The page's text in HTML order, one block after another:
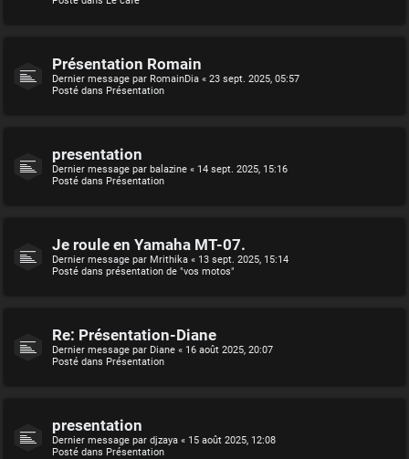
Présentation Romain
Dernier message par RomainDia « 23 sept. 2025, 05:57
Posté dans Présentation
presentation
Dernier message par balazine « 14 sept. 2025, 15:16
Posté dans Présentation
Je roule en Yamaha MT-07.
Dernier message par Mrithika « 13 sept. 2025, 15:14
Posté dans présentation de "vos motos"
Re: Présentation-Diane
Dernier message par Diane « 16 août 2025, 20:07
Posté dans Présentation
presentation
Dernier message par djzaya « 15 août 2025, 12:08
Posté dans Présentation